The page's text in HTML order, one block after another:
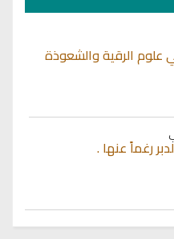
الرقية والشعوذة
رغماً عنها .